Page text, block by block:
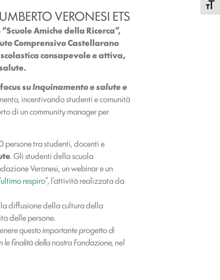
VERONESI ETS
“Scuole Amiche della Ricerca”,
Comprensivo Castellarano
consapevole e attiva,
suInquinamento e salute e
incentivando studenti e comunità
di un community manager per
tra studenti, docenti e
. Gli studenti della scuola
Veronesi, un webinar e un
respiro”, l’attività realizzata da
diffusione della cultura della
delle persone.
questo importante progetto di
finalità della nostra Fondazione, nel